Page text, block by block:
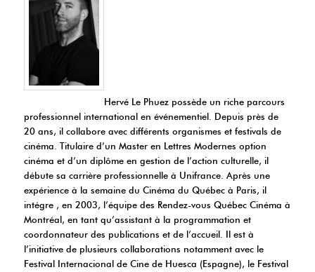
Hervé Le Phuez possède un riche parcours
professionnel international en événementiel. Depuis près de
20 ans, il collabore avec différents organismes et festivals de
cinéma. Titulaire d’un Master en Lettres Modernes option
cinéma et d’un diplôme en gestion de l’action culturelle, il
débute sa carrière professionnelle à Unifrance. Après une
expérience à la semaine du Cinéma du Québec à Paris, il
intégre , en 2003, l’équipe des Rendez-vous Québec Cinéma à
Montréal, en tant qu’assistant à la programmation et
coordonnateur des publications et de l’accueil. Il est à
l’initiative de plusieurs collaborations notamment avec le
Festival Internacional de Cine de Huesca (Espagne), le Festival